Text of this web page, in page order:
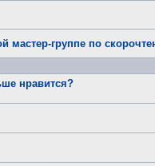
мастер-группе по
нравится?